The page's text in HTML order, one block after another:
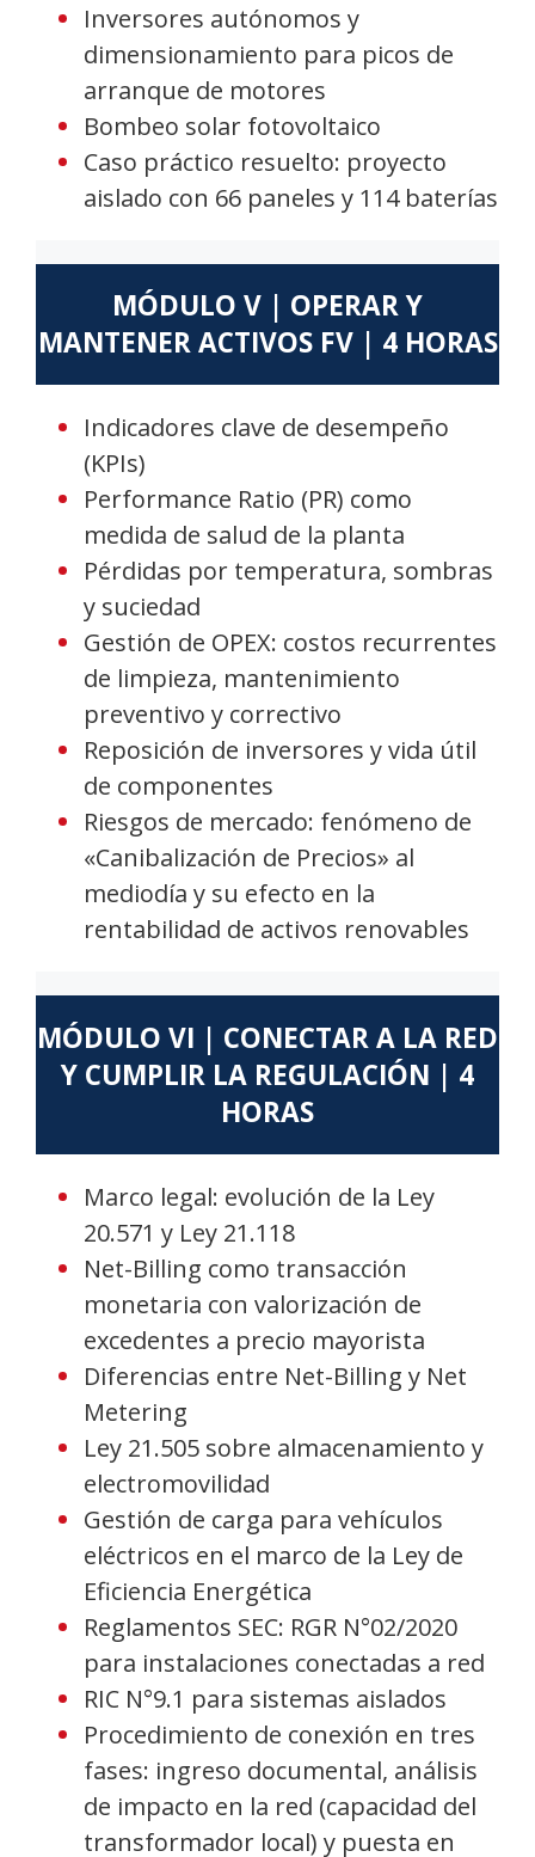
Inversores autónomos y
dimensionamiento para picos de
arranque de motores
Bombeo solar fotovoltaico
Caso práctico resuelto: proyecto
aislado con 66 paneles y 114 baterías
MÓDULO V | OPERAR Y
MANTENER ACTIVOS FV | 4 HORAS
Indicadores clave de desempeño
(KPIs)
Performance Ratio (PR) como
medida de salud de la planta
Pérdidas por temperatura, sombras
y suciedad
Gestión de OPEX: costos recurrentes
de limpieza, mantenimiento
preventivo y correctivo
Reposición de inversores y vida útil
de componentes
Riesgos de mercado: fenómeno de
«Canibalización de Precios» al
mediodía y su efecto en la
rentabilidad de activos renovables
MÓDULO VI | CONECTAR A LA RED
Y CUMPLIR LA REGULACIÓN | 4
HORAS
Marco legal: evolución de la Ley
20.571 y Ley 21.118
Net-Billing como transacción
monetaria con valorización de
excedentes a precio mayorista
Diferencias entre Net-Billing y Net
Metering
Ley 21.505 sobre almacenamiento y
electromovilidad
Gestión de carga para vehículos
eléctricos en el marco de la Ley de
Eficiencia Energética
Reglamentos SEC: RGR N°02/2020
para instalaciones conectadas a red
RIC N°9.1 para sistemas aislados
Procedimiento de conexión en tres
fases: ingreso documental, análisis
de impacto en la red (capacidad del
transformador local) y puesta en